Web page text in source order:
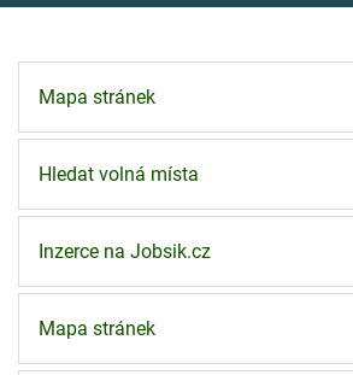
Mapa stránek
Hledat volná místa
Inzerce na Jobsik.cz
Mapa stránek